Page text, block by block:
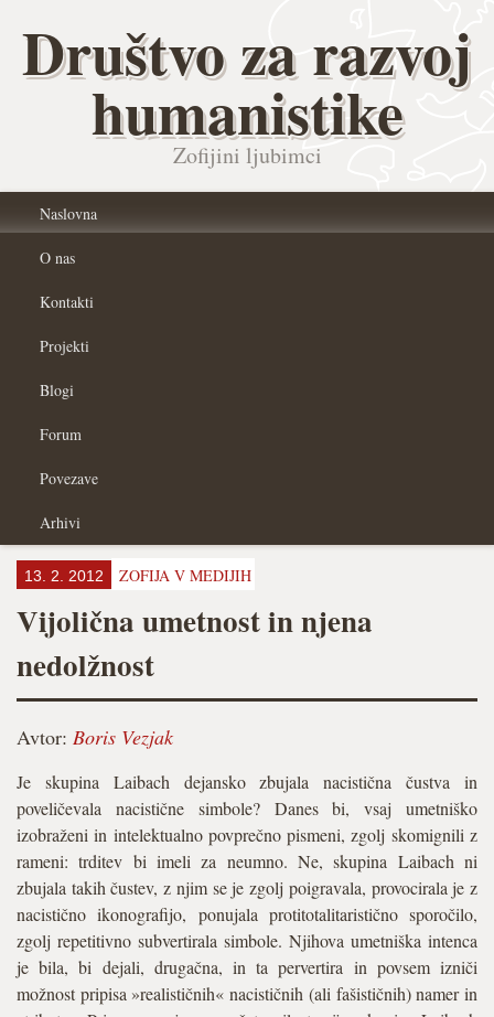
Društvo za razvoj
humanistike
Zofijini ljubimci
Naslovna
O nas
Kontakti
Projekti
Blogi
Forum
Povezave
Arhivi
13. 2. 2012 ZOFIJA V MEDIJIH
Vijolična umetnost in njena
nedolžnost
Avtor: Boris Vezjak
Je skupina Laibach dejansko zbujala nacistična čustva in
poveličevala nacistične simbole? Danes bi, vsaj umetniško
izobraženi in intelektualno povprečno pismeni, zgolj skomignili z
rameni: trditev bi imeli za neumno. Ne, skupina Laibach ni
zbujala takih čustev, z njim se je zgolj poigravala, provocirala je z
nacistično ikonografijo, ponujala protitotalitaristično sporočilo,
zgolj repetitivno subvertirala simbole. Njihova umetniška intenca
je bila, bi dejali, drugačna, in ta pervertira in povsem izniči
možnost pripisa »realističnih« nacističnih (ali fašističnih) namer in